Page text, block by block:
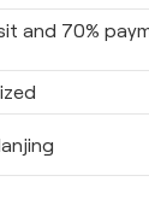
and 70%